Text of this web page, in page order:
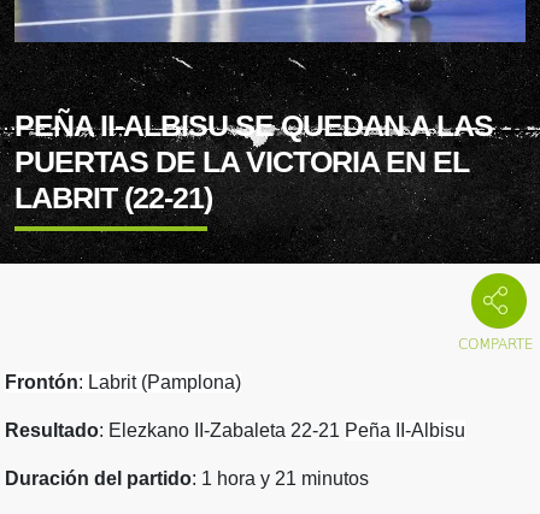
PEÑA II-ALBISU SE QUEDAN A LAS
PUERTAS DE LA VICTORIA EN EL
LABRIT (22-21)
Frontón: Labrit (Pamplona)
Resultado: Elezkano II-Zabaleta 22-21 Peña II-Albisu
Duración del partido: 1 hora y 21 minutos